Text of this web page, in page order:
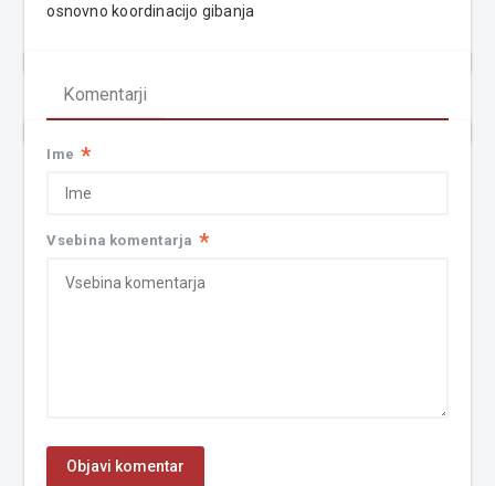
osnovno koordinacijo gibanja
Komentarji
Ime *
Vsebina komentarja *